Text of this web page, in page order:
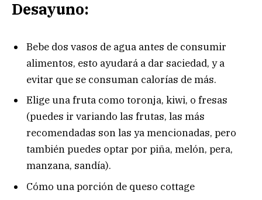
Desayuno:
Bebe dos vasos de agua antes de consumir
alimentos, esto ayudará a dar saciedad, y a
evitar que se consuman calorías de más.
Elige una fruta como toronja, kiwi, o fresas
(puedes ir variando las frutas, las más
recomendadas son las ya mencionadas, pero
también puedes optar por piña, melón, pera,
manzana, sandía).
Cómo una porción de queso cottage